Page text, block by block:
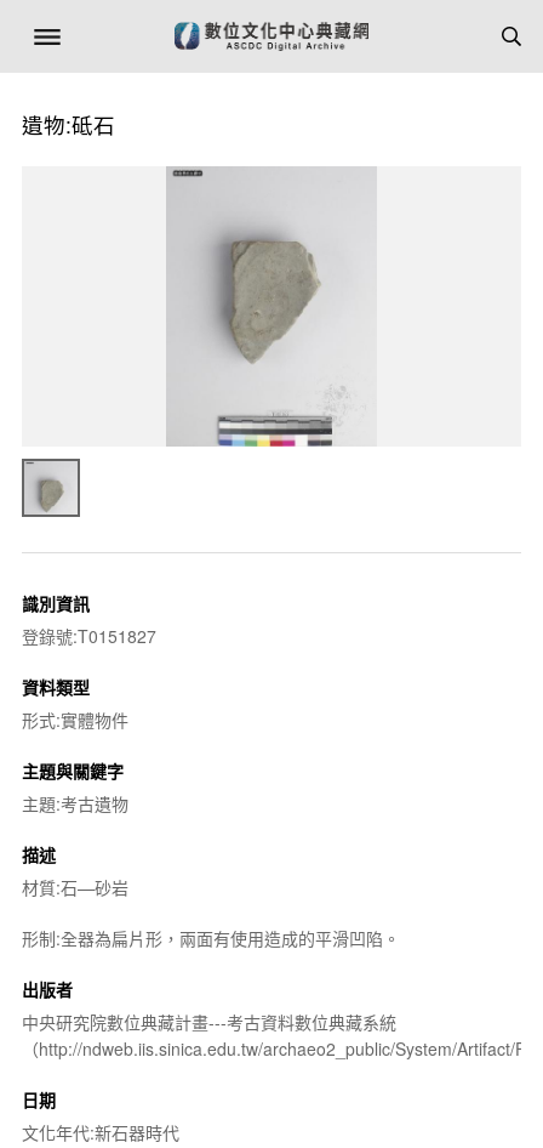
遺物:砥石
識別資訊
登錄號:T0151827
資料類型
形式:實體物件
主題與關鍵字
主題:考古遺物
描述
材質:石—砂岩
形制:全器為扁片形，兩面有使用造成的平滑凹陷。
出版者
中央研究院數位典藏計畫---考古資料數位典藏系統
（http://ndweb.iis.sinica.edu.tw/archaeo2_public/System/Artifact/
日期
文化年代:新石器時代